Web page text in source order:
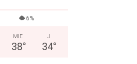
6%
MIE
38°
J
34°